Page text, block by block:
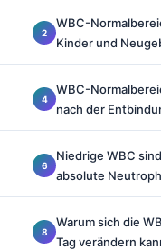
WBC-
Kinder und
WBC-
nach der
Niedrige WBC
absolute
Warum sich die
Tag verändern